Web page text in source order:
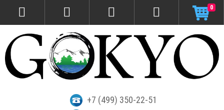
+7 (499) 350-22-51
0